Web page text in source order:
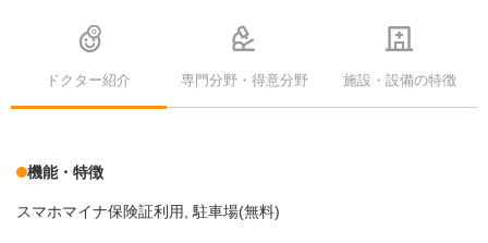
ドクター紹介 専門分野・得意分野 施設・設備の特徴
機能・特徴
スマホマイナ保険証利用 駐車場(無料)